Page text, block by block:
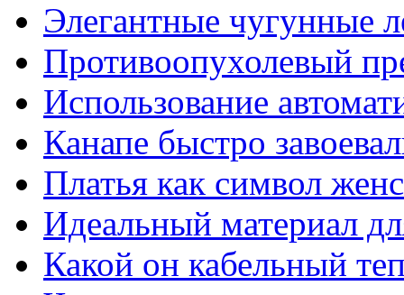
Элегантные чугунные
Противоопухолевый
Использование
Канапе быстро
Платья как символ
Идеальный материал
Какой он кабельный